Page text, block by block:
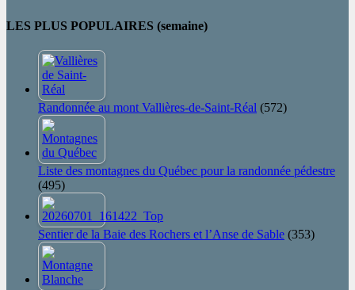
LES PLUS POPULAIRES (semaine)
Randonnée au mont Vallières-de-Saint-Réal (572)
Liste des montagnes du Québec pour la randonnée pédestre
(495)
Sentier de la Baie des Rochers et l’Anse de Sable (353)